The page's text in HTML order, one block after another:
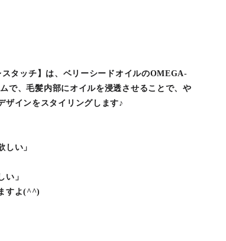
タッチ】は、ベリーシードオイルのOMEGA-
で、毛髪内部にオイルを浸透させることで、や
ザインをスタイリングします♪
しい」
い」
すよ(^^)